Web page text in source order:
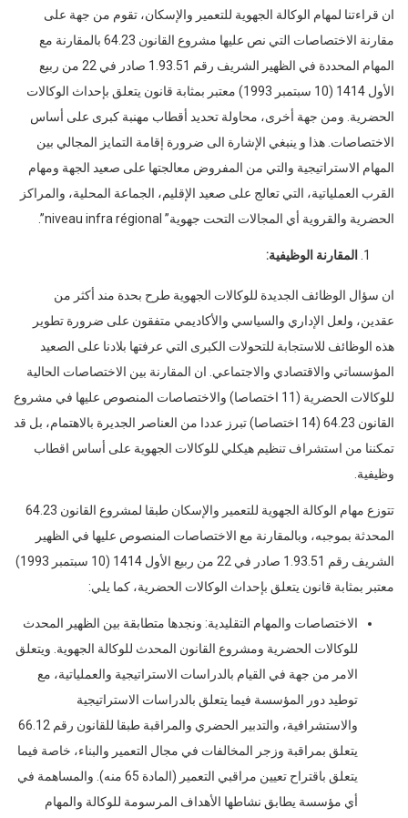
ان قراءتنا لمهام الوكالة الجهوية للتعمير والإسكان، تقوم من جهة على
مقارنة الاختصاصات التي نص عليها مشروع القانون 64.23 بالمقارنة مع
المهام المحددة في الظهير الشريف رقم 1.93.51 صادر في 22 من ربيع
الأول 1414 (10 سبتمبر 1993) معتبر بمثابة قانون يتعلق بإحداث الوكالات
الحضرية. ومن جهة أخرى، محاولة تحديد أقطاب مهنبة كبرى على أساس
الاختصاصات. هذا و ينبغي الإشارة الى ضرورة إقامة التمايز المجالي بين
المهام الاستراتيجية والتي من المفروض معالجتها على صعيد الجهة ومهام
القرب العملياتية، التي تعالج على صعيد الإقليم، الجماعة المحلية، والمراكز
الحضرية والقروية أي المجالات التحت جهوية” niveau infra régional”.
المقارنة الوظيفية:
ان سؤال الوظائف الجديدة للوكالات الجهوية طرح بحدة مند أكثر من
عقدين، ولعل الإداري والسياسي والأكاديمي متفقون على ضرورة تطوير
هذه الوظائف للاستجابة للتحولات الكبرى التي عرفتها بلادنا على الصعيد
المؤسساتي والاقتصادي والاجتماعي. ان المقارنة بين الاختصاصات الحالية
للوكالات الحضرية (11 اختصاصا) والاختصاصات المنصوص عليها في مشروع
القانون 64.23 (14 اختصاصا) تبرز عددا من العناصر الجديرة بالاهتمام، بل قد
تمكننا من استشراف تنظيم هيكلي للوكالات الجهوية على أساس اقطاب
وظيفية.
تتوزع مهام الوكالة الجهوية للتعمير والإسكان طبقا لمشروع القانون 64.23
المحدثة بموجبه، وبالمقارنة مع الاختصاصات المنصوص عليها في الظهير
الشريف رقم 1.93.51 صادر في 22 من ربيع الأول 1414 (10 سبتمبر 1993)
معتبر بمثابة قانون يتعلق بإحداث الوكالات الحضرية، كما يلي:
الاختصاصات والمهام التقليدية: ونجدها متطابقة بين الظهير المحدث
للوكالات الحضرية ومشروع القانون المحدث للوكالة الجهوية. ويتعلق
الامر من جهة في القيام بالدراسات الاستراتيجية والعملياتية، مع
توطيد دور المؤسسة فيما يتعلق بالدراسات الاستراتيجية
والاستشرافية، والتدبير الحضري والمراقبة طبقا للقانون رقم 66.12
يتعلق بمراقبة وزجر المخالفات في مجال التعمير والبناء، خاصة فيما
يتعلق باقتراح تعيين مراقبي التعمير (المادة 65 منه). والمساهمة في
أي مؤسسة يطابق نشاطها الأهداف المرسومة للوكالة والمهام